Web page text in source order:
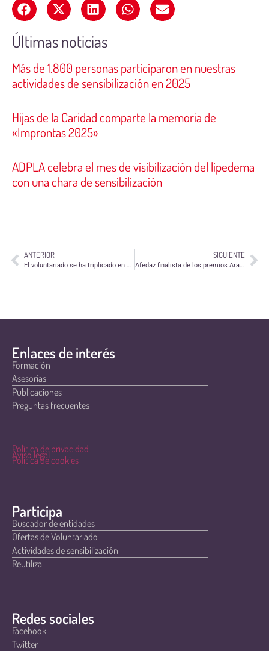
Últimas noticias
Más de 1.800 personas participaron en nuestras
actividades de sensibilización en 2025
Hijas de la Caridad comparte la memoria de
«Improntas 2025»
ADPLA celebra el mes de visibilización del lipedema
con una chara de sensibilización
ANTERIOR
El voluntariado se ha triplicado en España en los dos últimos años
SIGUIENTE
Afedaz finalista de los premios Aragón en la Red
Enlaces de interés
Formación
Asesorías
Publicaciones
Preguntas frecuentes
Política de privacidad
Aviso legal
Política de cookies
Participa
Buscador de entidades
Ofertas de Voluntariado
Actividades de sensibilización
Reutiliza
Redes sociales
Facebook
Twitter